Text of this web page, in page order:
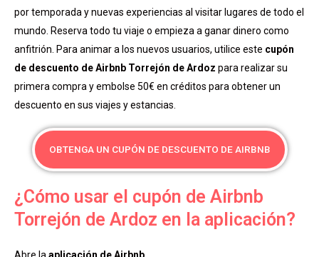
por temporada y nuevas experiencias al visitar lugares de todo el
mundo. Reserva todo tu viaje o empieza a ganar dinero como
anfitrión. Para animar a los nuevos usuarios, utilice este cupón
de descuento de Airbnb Torrejón de Ardoz para realizar su
primera compra y embolse 50€ en créditos para obtener un
descuento en sus viajes y estancias.
OBTENGA UN CUPÓN DE DESCUENTO DE AIRBNB
¿Cómo usar el cupón de Airbnb
Torrejón de Ardoz en la aplicación?
Abre la aplicación de Airbnb